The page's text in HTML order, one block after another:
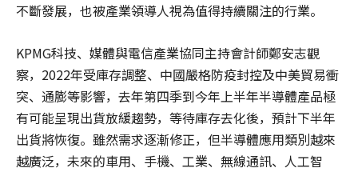
不斷發展，也被產業領導人視為值得持續關注的行業。
KPMG科技、媒體與電信產業協同主持會計師鄭安志觀
察，2022年受庫存調整、中國嚴格防疫封控及中美貿易衝
突、通膨等影響，去年第四季到今年上半年半導體產品極
有可能呈現出貨放緩趨勢，等待庫存去化後，預計下半年
出貨將恢復。雖然需求逐漸修正，但半導體應用類別越來
越廣泛，未來的車用、手機、工業、無線通訊、人工智